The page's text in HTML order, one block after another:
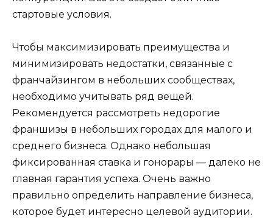
стартовые условия.
Чтобы максимизировать преимущества и
минимизировать недостатки, связанные с
франчайзингом в небольших сообществах,
необходимо учитывать ряд вещей.
Рекомендуется рассмотреть недорогие
франшизы в небольших городах для малого и
среднего бизнеса. Однако небольшая
фиксированная ставка и гонорары — далеко не
главная гарантия успеха. Очень важно
правильно определить направление бизнеса,
которое будет интересно целевой аудитории.